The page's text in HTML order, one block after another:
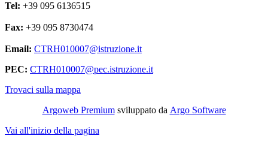
Tel: +39 095 6136515
Fax: +39 095 8730474
Email: CTRH010007@istruzione.it
PEC: CTRH010007@pec.istruzione.it
Trovaci sulla mappa
Argoweb Premiumsviluppato da Argo Software
Vai all'inizio della pagina